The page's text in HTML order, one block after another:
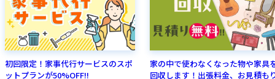
初回限定！家事代行サービスのスポ
ットプランが50%OFF!!
家の中で使わなくなった物や家具
回収します！出張料金、お見積も